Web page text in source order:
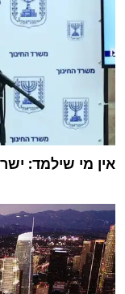
אין מי שילמד: